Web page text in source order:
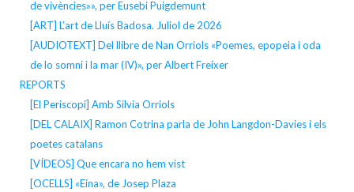
de vivències»», per Eusebi Puigdemunt
[ART] L’art de Lluís Badosa. Juliol de 2026
[AUDIOTEXT] Del llibre de Nan Orriols «Poemes, epopeia i oda
de lo somni i la mar (IV)», per Albert Freixer
REPORTS
[El Periscopi] Amb Silvia Orriols
[DEL CALAIX] Ramon Cotrina parla de John Langdon-Davies i els
poetes catalans
[VÍDEOS] Que encara no hem vist
[OCELLS] «Eina», de Josep Plaza